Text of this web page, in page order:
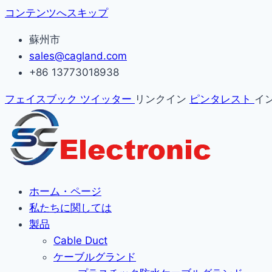
コンテンツへスキップ
蘇州市
sales@cagland.com
+86 13773018938
フェイスブック ツイッター リンクイン ピンタレスト イ
ホーム・ページ
私たちに関しては
製品
Cable Duct
ケーブルグランド